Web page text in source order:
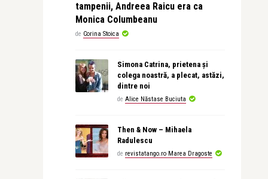
tampenii, Andreea Raicu era ca
Monica Columbeanu
de Corina Stoica
Simona Catrina, prietena și
colega noastră, a plecat, astăzi,
dintre noi
de Alice Năstase Buciuta
Then & Now – Mihaela
Radulescu
de revistatango.ro Marea Dragoste